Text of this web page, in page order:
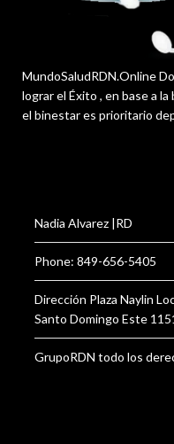
MundoSaludRDN.Online
lograr el Éxito , en base a
el binestar es prioritario
Nadia Alvarez |RD
Phone: 849-656-5405
Dirección Plaza Naylin
Santo Domingo Este
GrupoRDN todo los